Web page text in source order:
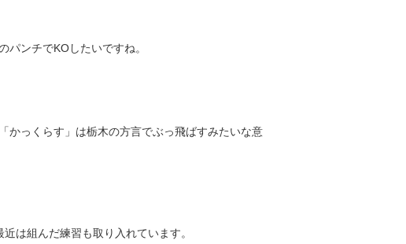
ンチでKOしたいですね。
っくらす」は栃木の方言でぶっ飛ばすみたいな意
は組んだ練習も取り入れています。